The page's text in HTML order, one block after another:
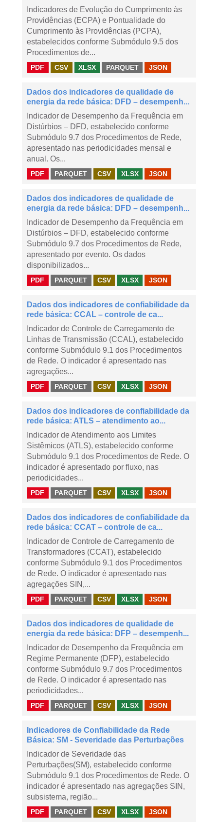
Indicadores de Evolução do Cumprimento às
Providências (ECPA) e Pontualidade do
Cumprimento às Providências (PCPA),
estabelecidos conforme Submódulo 9.5 dos
Procedimentos de...
PDF CSV XLSX PARQUET JSON
Dados dos indicadores de qualidade de
energia da rede básica: DFD – desempenh...
Indicador de Desempenho da Frequência em
Distúrbios – DFD, estabelecido conforme
Submódulo 9.7 dos Procedimentos de Rede,
apresentado nas periodicidades mensal e
anual. Os...
PDF PARQUET CSV XLSX JSON
Dados dos indicadores de qualidade de
energia da rede básica: DFD – desempenh...
Indicador de Desempenho da Frequência em
Distúrbios – DFD, estabelecido conforme
Submódulo 9.7 dos Procedimentos de Rede,
apresentado por evento. Os dados
disponibilizados...
PDF PARQUET CSV XLSX JSON
Dados dos indicadores de confiabilidade da
rede básica: CCAL – controle de ca...
Indicador de Controle de Carregamento de
Linhas de Transmissão (CCAL), estabelecido
conforme Submódulo 9.1 dos Procedimentos
de Rede. O indicador é apresentado nas
agregações...
PDF PARQUET CSV XLSX JSON
Dados dos indicadores de confiabilidade da
rede básica: ATLS – atendimento ao...
Indicador de Atendimento aos Limites
Sistêmicos (ATLS), estabelecido conforme
Submódulo 9.1 dos Procedimentos de Rede. O
indicador é apresentado por fluxo, nas
periodicidades...
PDF PARQUET CSV XLSX JSON
Dados dos indicadores de confiabilidade da
rede básica: CCAT – controle de ca...
Indicador de Controle de Carregamento de
Transformadores (CCAT), estabelecido
conforme Submódulo 9.1 dos Procedimentos
de Rede. O indicador é apresentado nas
agregações SIN,...
PDF PARQUET CSV XLSX JSON
Dados dos indicadores de qualidade de
energia da rede básica: DFP – desempenh...
Indicador de Desempenho da Frequência em
Regime Permanente (DFP), estabelecido
conforme Submódulo 9.7 dos Procedimentos
de Rede. O indicador é apresentado nas
periodicidades...
PDF PARQUET CSV XLSX JSON
Indicadores de Confiabilidade da Rede
Básica: SM - Severidade das Perturbações
Indicador de Severidade das
Perturbações(SM), estabelecido conforme
Submódulo 9.1 dos Procedimentos de Rede. O
indicador é apresentado nas agregações SIN,
subsistema, região...
PDF PARQUET CSV XLSX JSON